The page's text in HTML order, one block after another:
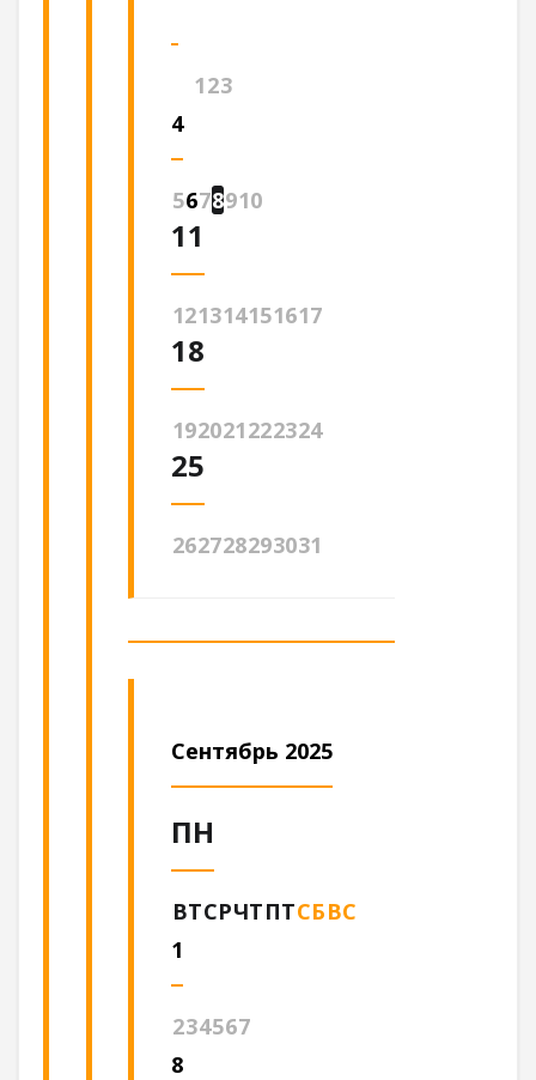
123
4
5678910
11
121314151617
18
192021222324
25
262728293031
Сентябрь 2025
ПН
ВТСРЧТПТСБВС
1
234567
8